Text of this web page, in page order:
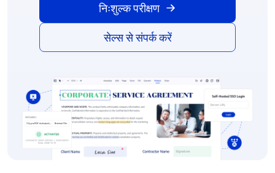
निःशुल्क परीक्षण
सेल्स से संपर्क करें